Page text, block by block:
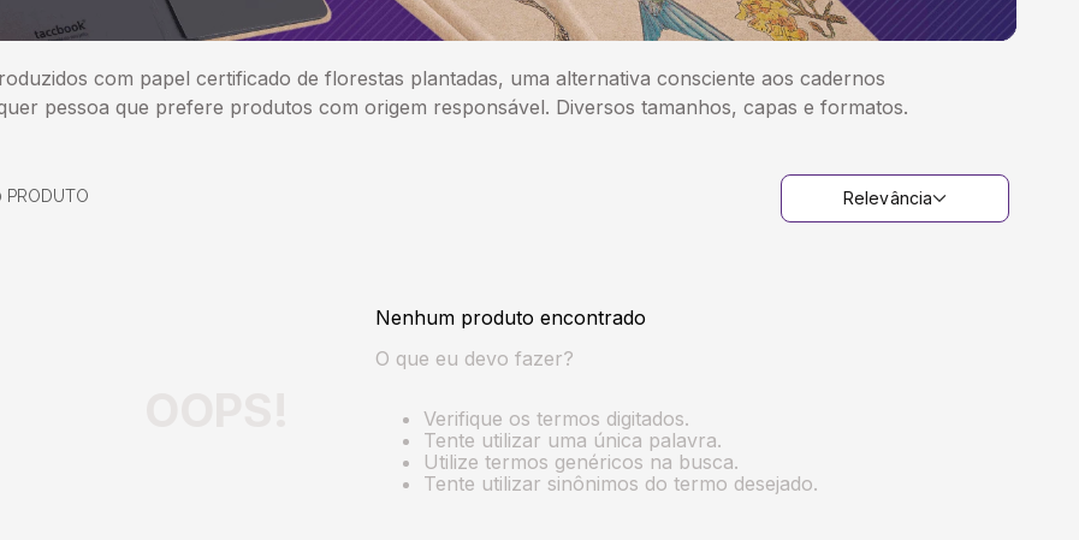
com papel certificado de florestas plantadas, uma alternativa consciente aos cadernos
pessoa que prefere produtos com origem responsável. Diversos tamanhos, capas e formatos.
PRODUTO Relevância
Nenhum produto encontrado
O que eu devo fazer?
Verifique os termos digitados.
Tente utilizar uma única palavra.
Utilize termos genéricos na busca.
Tente utilizar sinônimos do termo desejado.